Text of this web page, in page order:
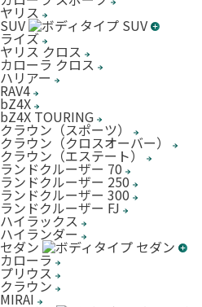
ヤリス
SUV
ライズ
ヤリス クロス
カローラ クロス
ハリアー
RAV4
bZ4X
bZ4X TOURING
クラウン（スポーツ）
クラウン（クロスオーバー）
クラウン（エステート）
ランドクルーザー 70
ランドクルーザー 250
ランドクルーザー 300
ランドクルーザー FJ
ハイラックス
ハイランダー
セダン
カローラ
プリウス
クラウン
MIRAI